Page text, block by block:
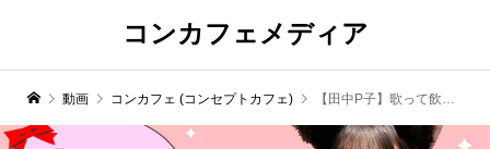
コンカフェメディア
動画 コンカフェ (コンセプトカフェ) 【田中P子】歌って飲める元気っ子！新企画、店舗おすすめコンカフェキャストにインタビュー！【ゼロイチライバーカフェ新宿三丁目店】